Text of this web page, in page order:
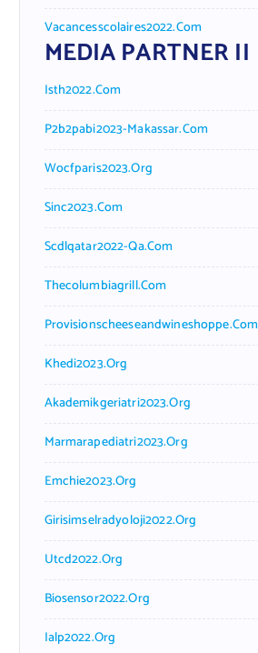
Vacancesscolaires2022.com
MEDIA PARTNER II
Isth2022.com
P2b2pabi2023-Makassar.com
Wocfparis2023.org
Sinc2023.com
Scdlqatar2022-Qa.com
Thecolumbiagrill.com
Provisionscheeseandwineshoppe.com
Khedi2023.org
Akademikgeriatri2023.org
Marmarapediatri2023.org
Emchie2023.org
Girisimselradyoloji2022.org
Utcd2022.org
Biosensor2022.org
Ialp2022.org